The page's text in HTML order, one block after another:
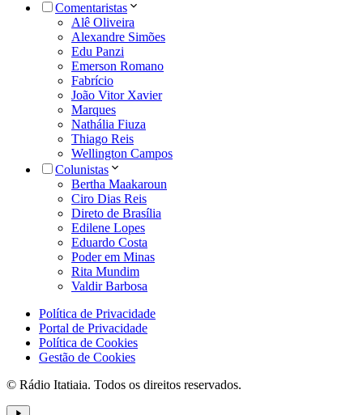
Comentaristas
Alê Oliveira
Alexandre Simões
Edu Panzi
Emerson Romano
Fabrício
João Vitor Xavier
Marques
Nathália Fiuza
Thiago Reis
Wellington Campos
Colunistas
Bertha Maakaroun
Ciro Dias Reis
Direto de Brasília
Edilene Lopes
Eduardo Costa
Poder em Minas
Rita Mundim
Valdir Barbosa
Política de Privacidade
Portal de Privacidade
Política de Cookies
Gestão de Cookies
© Rádio Itatiaia. Todos os direitos reservados.